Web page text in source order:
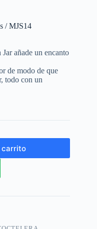
/ MJS14
añade un encanto
de modo de que
todo con un
carrito